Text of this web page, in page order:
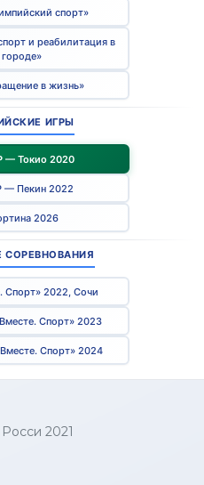
спорт»
и реабилитация в
в жизнь»
ИГРЫ
— Токио 2020
— Пекин 2022
2026
2022, Сочи
Спорт» 2023
Спорт» 2024
2021